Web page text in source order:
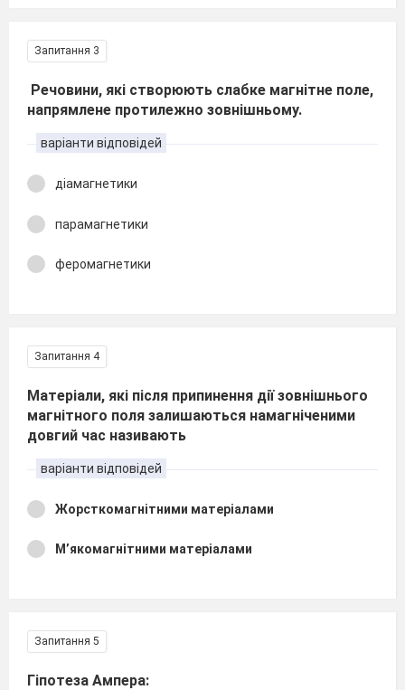
Запитання 3
Речовини, які створюють слабке магнітне поле,
напрямлене протилежно зовнішньому.
варіанти відповідей
діамагнетики
парамагнетики
феромагнетики
Запитання 4
Матеріали, які після припинення дії зовнішнього
магнітного поля залишаються намагніченими
довгий час називають
варіанти відповідей
Жорсткомагнітними матеріалами
М’якомагнітними матеріалами
Запитання 5
Гіпотеза Ампера: